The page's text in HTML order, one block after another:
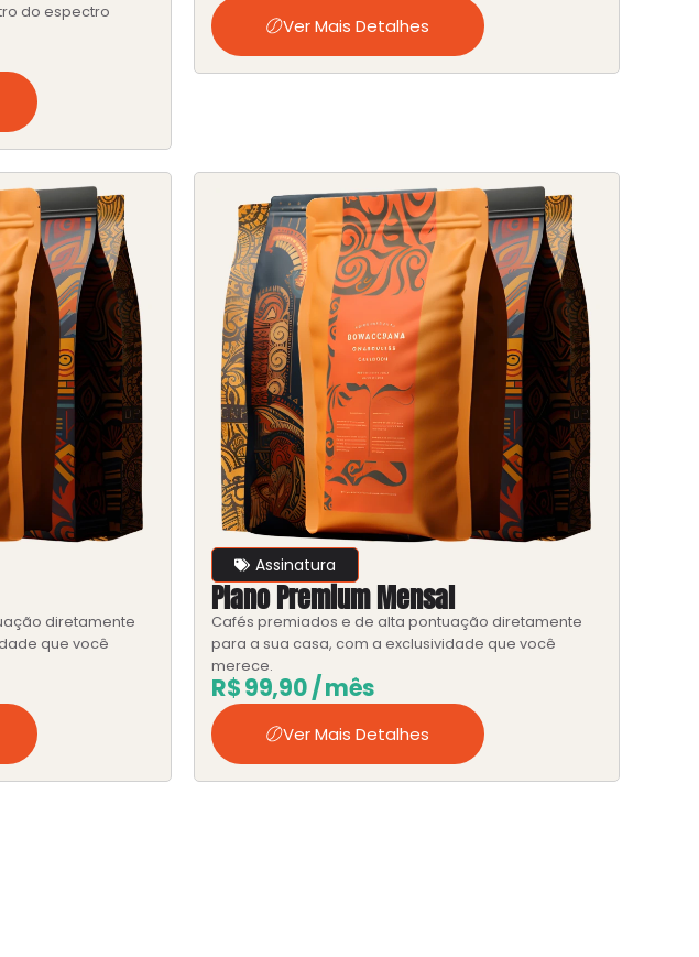
do espectro
Ver Mais Detalhes
diretamente
que você
Assinatura
Plano Premium Mensal
Cafés premiados e de alta pontuação diretamente
para a sua casa, com a exclusividade que você
merece.
R$99,90/ mês
Ver Mais Detalhes